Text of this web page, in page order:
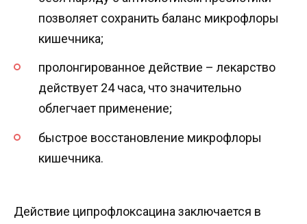
позволяет сохранить баланс микрофлоры
кишечника;
пролонгированное действие – лекарство
действует 24 часа, что значительно
облегчает применение;
быстрое восстановление микрофлоры
кишечника.
Действие ципрофлоксацина заключается в